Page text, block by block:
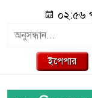
০২:৫৬
ইপেপার